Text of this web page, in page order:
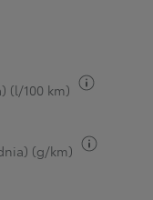
(l/100 km)
(g/km)